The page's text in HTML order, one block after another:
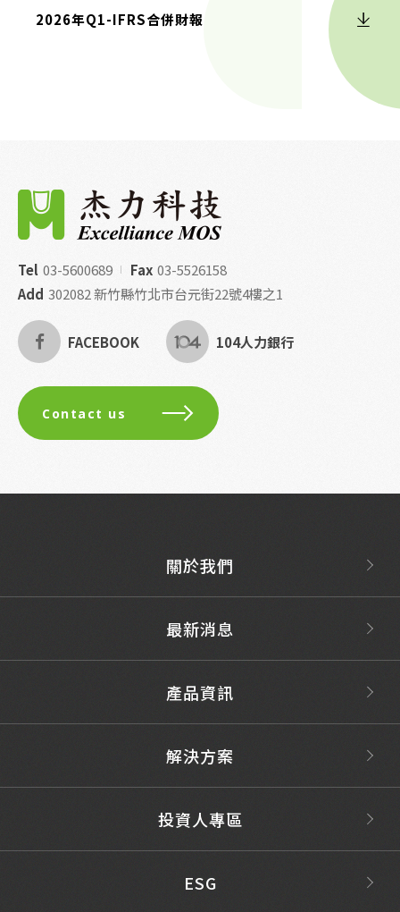
2026年Q1-IFRS合併財報
Tel 03-5600689 Fax 03-5526158
Add 302082 新竹縣竹北市台元街22號4樓之1
FACEBOOK 104人力銀行
Contact us
關於我們
最新消息
產品資訊
解決方案
投資人專區
ESG